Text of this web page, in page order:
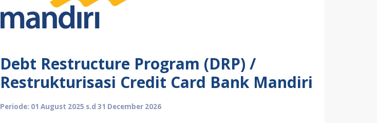
Debt Restructure Program (DRP) /
Restrukturisasi Credit Card Bank Mandiri
Periode: 01 August 2025 s.d 31 December 2026